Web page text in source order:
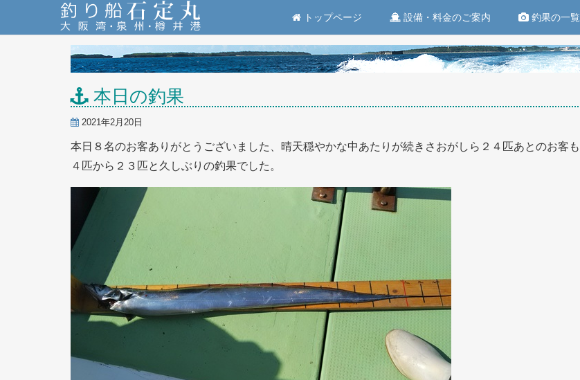
トップページ 設備・料金のご案内 釣果の一覧
本日の釣果
2021年2月20日
本日８名のお客ありがとうございました、晴天穏やかな中あたりが続きさおがしら２４匹あとのお客も
４匹から２３匹と久しぶりの釣果でした。